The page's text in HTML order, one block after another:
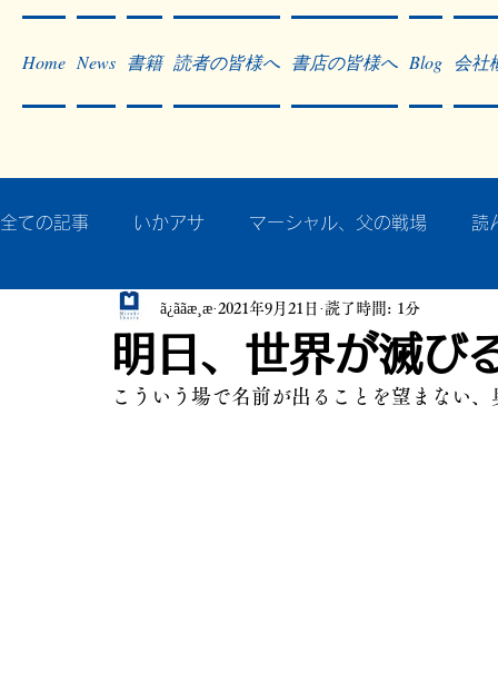
Home News 書籍 読者の皆様へ 書店の皆様へ Blog 会社
全ての記事 いかアサ マーシャル、父の戦場 読
秘蔵写真200枚でたどるアジア・太平洋戦争
作った本・作っている本 記事掲載・広告 病気
明日、世界が滅び
ã¿ããæ¸æ 2021年9月21日 読了時間: 1分
こういう場で名前が出ることを望まない